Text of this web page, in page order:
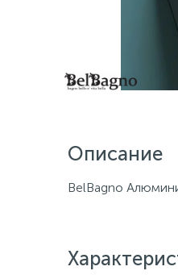
Описание
BelBagno